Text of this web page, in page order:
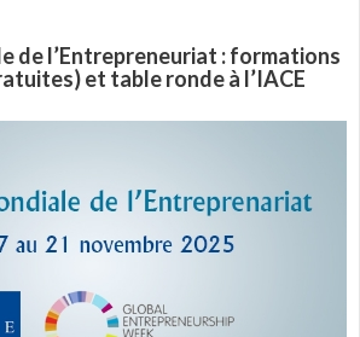
de l’Entrepreneuriat : formations
et table ronde à l’IACE